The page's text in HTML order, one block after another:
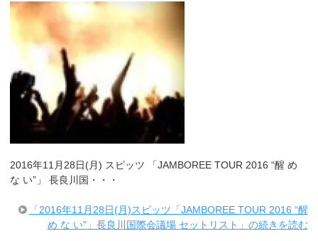
2016年11月28日(月) スピッツ 「JAMBOREE TOUR 2016 “醒 め
な い”」 長良川国・・・
「2016年11月28日(月)スピッツ「JAMBOREE TOUR 2016 “醒
め な い”」長良川国際会議場 セットリスト」の続きを読む